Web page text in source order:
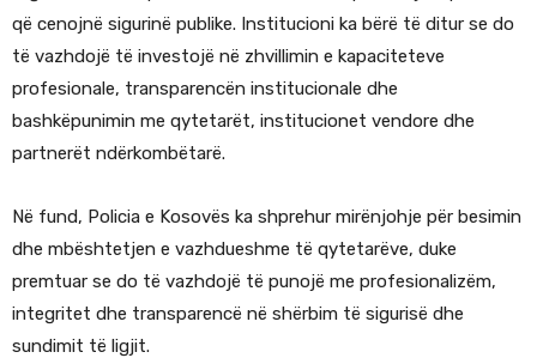
që cenojnë sigurinë publike. Institucioni ka bërë të ditur se do
të vazhdojë të investojë në zhvillimin e kapaciteteve
profesionale, transparencën institucionale dhe
bashkëpunimin me qytetarët, institucionet vendore dhe
partnerët ndërkombëtarë.
Në fund, Policia e Kosovës ka shprehur mirënjohje për besimin
dhe mbështetjen e vazhdueshme të qytetarëve, duke
premtuar se do të vazhdojë të punojë me profesionalizëm,
integritet dhe transparencë në shërbim të sigurisë dhe
sundimit të ligjit.